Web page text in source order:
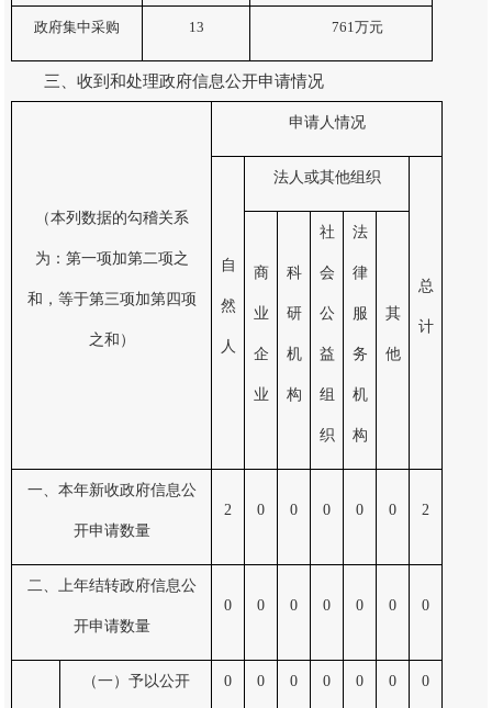
政府集中采购 13 761万元
三、收到和处理政府信息公开申请情况
（本列数据的勾稽关系
为：第一项加第二项之
和，等于第三项加第四项
之和）
申请人情况
自
然
人
法人或其他组织
总
计
商
业
企
业
科
研
机
构
社
会
公
益
组
织
法
律
服
务
机
构
其
他
一、本年新收政府信息公
开申请数量
2 0 0 0 0 0 2
二、上年结转政府信息公
开申请数量
0 0 0 0 0 0 0
（一）予以公开 0 0 0 0 0 0 0